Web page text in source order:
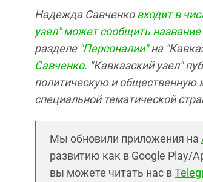
Надежда Савченковходит в
узел" может сообщить название
разделе "Персоналии"на
Савченко. "Кавказский узел"
политическую и общественную
специальной тематической
Мы обновили приложения на
развитию как в Google Play/
вы можете читать нас в